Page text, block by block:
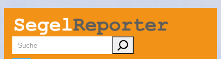
Suchen